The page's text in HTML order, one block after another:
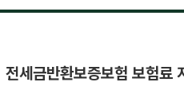
전세금반환보증보험 보험료